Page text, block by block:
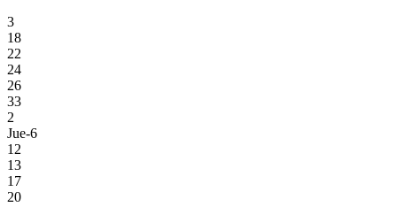
3
18
22
24
26
33
2
Jue-6
12
13
17
20